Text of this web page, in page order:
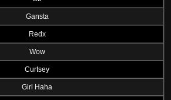
Gansta
Redx
Wow
Curtsey
Girl Haha